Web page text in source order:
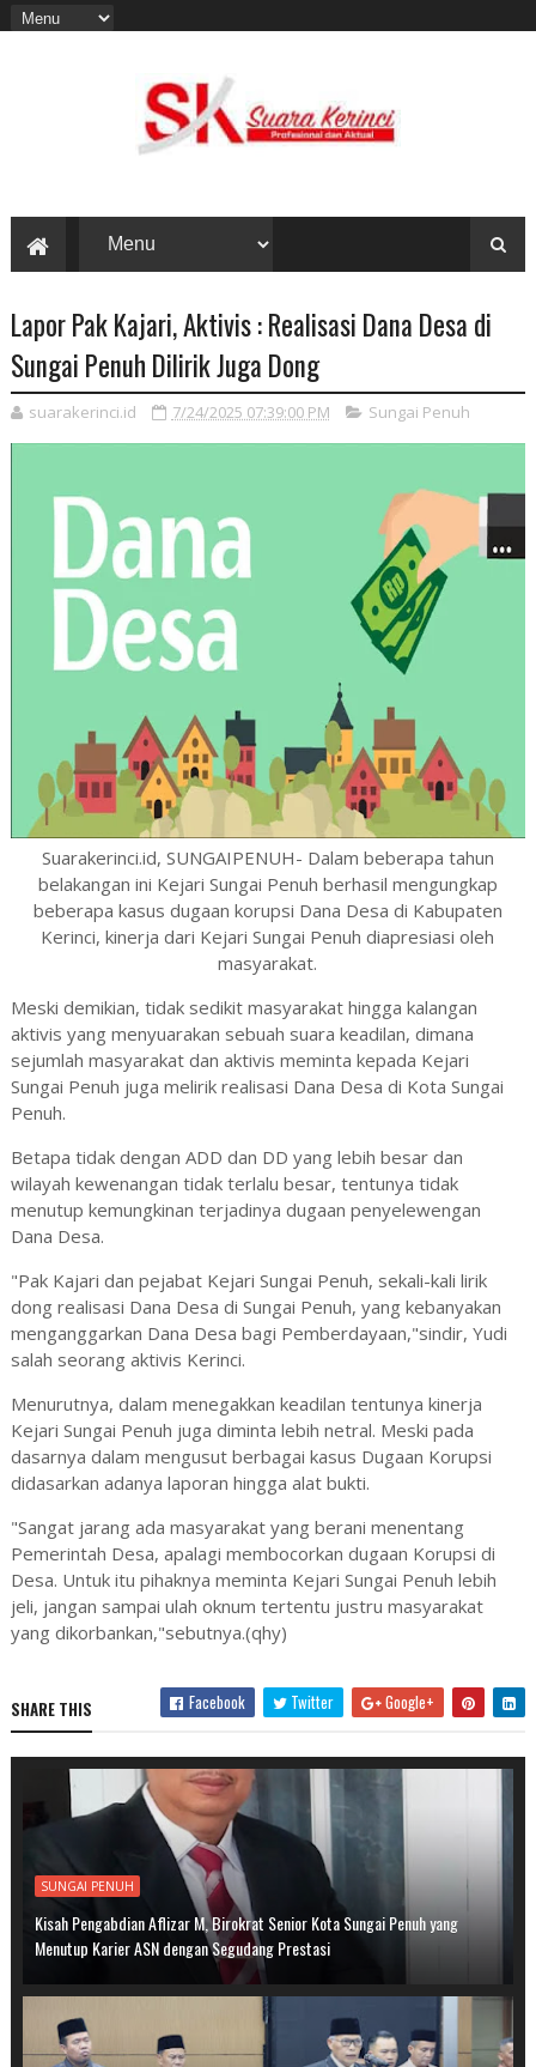
Lapor Pak Kajari, Aktivis : Realisasi Dana Desa di
Sungai Penuh Dilirik Juga Dong
suarakerinci.id 7/24/2025 07:39:00 PM Sungai Penuh
Suarakerinci.id, SUNGAIPENUH- Dalam beberapa tahun
belakangan ini Kejari Sungai Penuh berhasil mengungkap
beberapa kasus dugaan korupsi Dana Desa di Kabupaten
Kerinci, kinerja dari Kejari Sungai Penuh diapresiasi oleh
masyarakat.
Meski demikian, tidak sedikit masyarakat hingga kalangan
aktivis yang menyuarakan sebuah suara keadilan, dimana
sejumlah masyarakat dan aktivis meminta kepada Kejari
Sungai Penuh juga melirik realisasi Dana Desa di Kota Sungai
Penuh.
Betapa tidak dengan ADD dan DD yang lebih besar dan
wilayah kewenangan tidak terlalu besar, tentunya tidak
menutup kemungkinan terjadinya dugaan penyelewengan
Dana Desa.
"Pak Kajari dan pejabat Kejari Sungai Penuh, sekali-kali lirik
dong realisasi Dana Desa di Sungai Penuh, yang kebanyakan
menganggarkan Dana Desa bagi Pemberdayaan,"sindir, Yudi
salah seorang aktivis Kerinci.
Menurutnya, dalam menegakkan keadilan tentunya kinerja
Kejari Sungai Penuh juga diminta lebih netral. Meski pada
dasarnya dalam mengusut berbagai kasus Dugaan Korupsi
didasarkan adanya laporan hingga alat bukti.
"Sangat jarang ada masyarakat yang berani menentang
Pemerintah Desa, apalagi membocorkan dugaan Korupsi di
Desa. Untuk itu pihaknya meminta Kejari Sungai Penuh lebih
jeli, jangan sampai ulah oknum tertentu justru masyarakat
yang dikorbankan,"sebutnya.(qhy)
SHARE THIS Facebook Twitter Google+
SUNGAI PENUH
Kisah Pengabdian Aflizar M, Birokrat Senior Kota Sungai Penuh yang
Menutup Karier ASN dengan Segudang Prestasi